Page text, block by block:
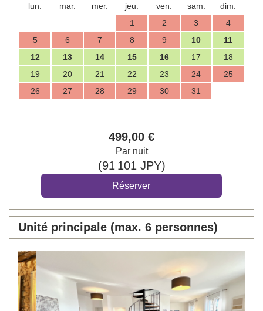
lun.
mar. mer. jeu. ven. sam.
dim.
1
2 3
4
5
6 7 8 9 10
11
12
13 14 15 16 17
18
19
20 21 22 23 24
25
26
27 28 29 30 31
499,00 €
Par nuit
(91 101 JPY)
Unité principale (max. 6 personnes)
Previous Next